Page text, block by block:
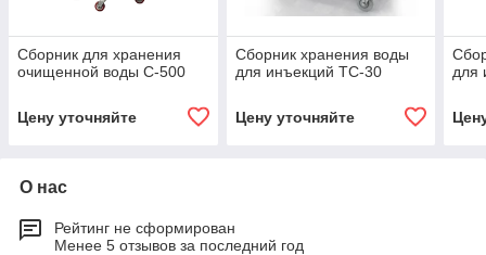
Сборник для хранения
очищенной воды С-500
Цену уточняйте
Сборник хранения воды
для инъекций ТС-30
Цену уточняйте
для
О нас
Рейтинг не сформирован
Менее 5 отзывов за последний год